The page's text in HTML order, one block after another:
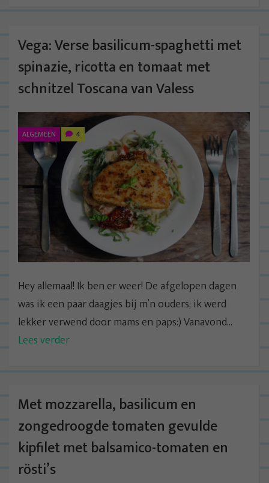
Vega: Verse basilicum-spaghetti met
spinazie, ricotta en tomaat met
schnitzel Toscana van Valess
ALGEMEEN 4
Hey allemaal! Ik ben er weer! De afgelopen dagen
was ik een paar daagjes bij m’n ouders; ik werd
lekker verwend door mams en paps:) Vanavond...
Lees verder
Met mozzarella, basilicum en
zongedroogde tomaten gevulde
kipfilet met balsamico-tomaten en
rösti’s